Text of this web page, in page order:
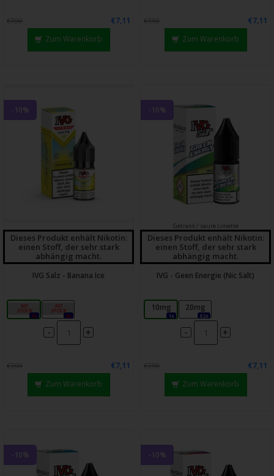
€7,90
€7,11
Zum Warenkorb
€7,90
€7,11
Zum Warenkorb
-10%
Dieses Produkt enhält Nikotin:
einen Stoff, der sehr stark
abhängig macht.
IVG Salz - Banana Ice
10mg
0x
20mg
0x
- +
€7,90
€7,11
Zum Warenkorb
-10%
Getränk / saure Limette
Dieses Produkt enhält Nikotin:
einen Stoff, der sehr stark
abhängig macht.
IVG - Geen Energie (Nic Salt)
10mg
1x
20mg
82x
- +
€7,90
€7,11
Zum Warenkorb
-10% -10%